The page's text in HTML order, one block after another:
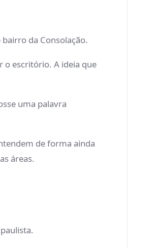
da Consolação.
o escritório. A ideia que
uma palavra
de forma ainda
áreas.